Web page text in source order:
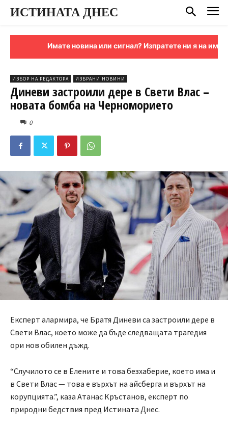
ИСТИНАТА ДНЕС
Имате новина или сигнал? Изпратете ни я на имейл:
ИЗБОР НА РЕДАКТОРА ИЗБРАНИ НОВИНИ
Диневи застроили дере в Свети Влас –
новата бомба на Черноморието
0
Експерт алармира, че Братя Диневи са застроили дере в
Свети Влас, което може да бъде следващата трагедия
ори нов обилен дъжд.
“Случилото се в Елените и това безхаберие, което има и
в Свети Влас — това е върхът на айсберга и върхът на
корупцията.”, каза Атанас Кръстанов, експерт по
природни бедствия пред Истината Днес.